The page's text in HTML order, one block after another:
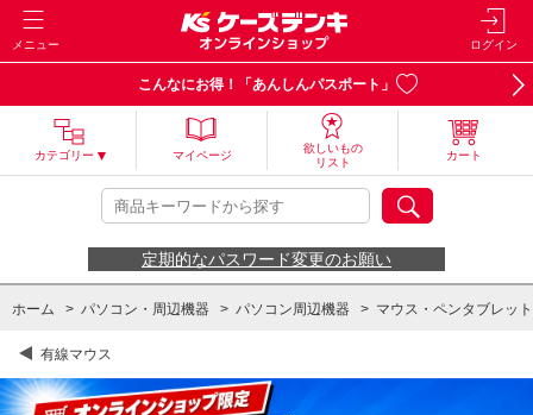
メニュー ログイン
こんなにお得！「あんしんパスポート」
カテゴリー マイページ
欲しいもの
リスト
カート
定期的なパスワード変更のお願い
ホーム > パソコン・周辺機器 > パソコン周辺機器 > マウス・ペンタブレット
有線マウス